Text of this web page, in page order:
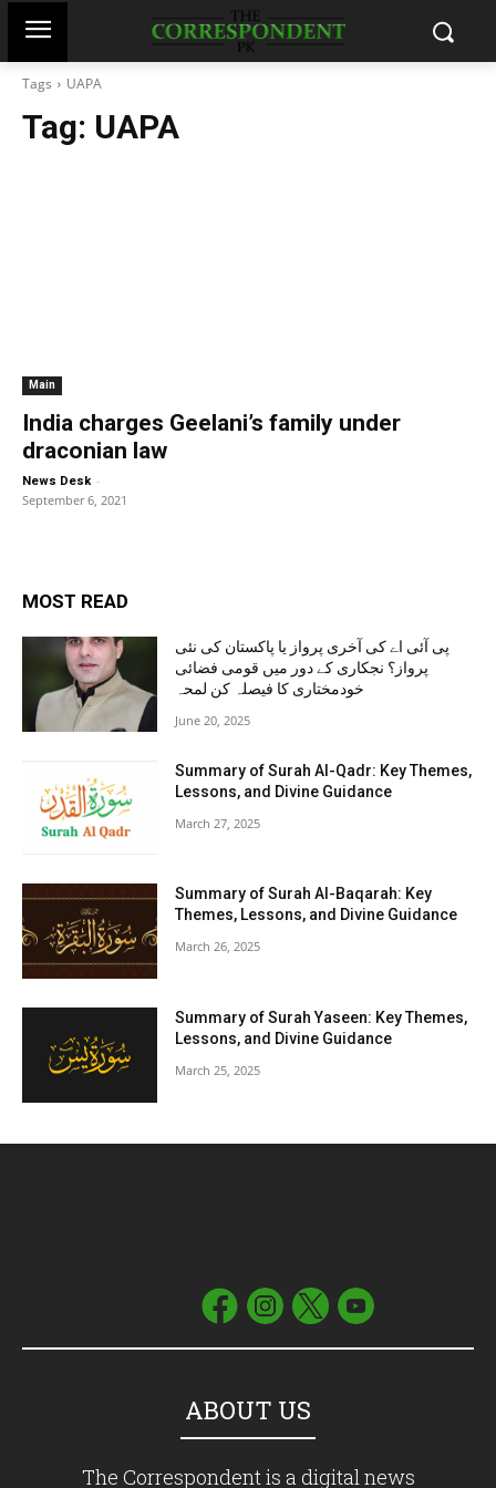
Tags UAPA
Tag: UAPA
Main
India charges Geelani’s family under
draconian law
News Desk -
September 6, 2021
MOST READ
پی آئی اے کی آخری پرواز یا پاکستان کی نئی
پرواز؟ نجکاری کے دور میں قومی فضائی
خودمختاری کا فیصلہ کن لمحہ
June 20, 2025
Summary of Surah Al-Qadr: Key Themes,
Lessons, and Divine Guidance
March 27, 2025
Summary of Surah Al-Baqarah: Key
Themes, Lessons, and Divine Guidance
March 26, 2025
Summary of Surah Yaseen: Key Themes,
Lessons, and Divine Guidance
March 25, 2025
ABOUT US
The Correspondent is a digital news